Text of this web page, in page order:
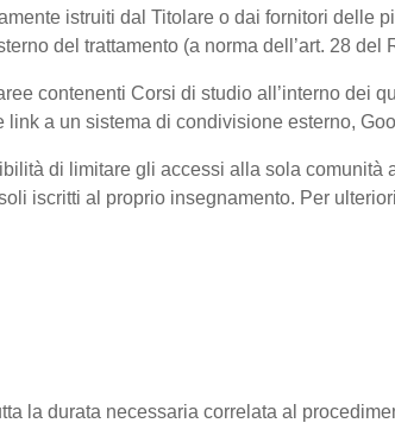
istruiti dal Titolare o dai fornitori
del trattamento (a norma dell’art. 28 del
contenenti Corsi di studio all’interno dei
link a un sistema di condivisione esterno,
di limitare gli accessi alla sola
iscritti al proprio insegnamento. Per
la durata necessaria correlata al